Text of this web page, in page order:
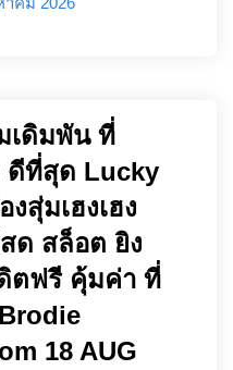
เดิมพัน ที่
ดีที่สุด Lucky
สุ่มเฮงเฮง
ด สล็อต ยิง
ตฟรี คุ้มค่า ที่
18 AUG